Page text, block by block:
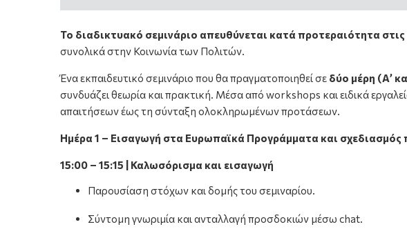
Το διαδικτυακό σεμινάριο απευθύνεται κατά προτεραιότητα
συνολικά στην Κοινωνία των Πολιτών.
Ένα εκπαιδευτικό σεμινάριο που θα πραγματοποιηθεί σε δύο μέρη (Α’
συνδυάζει θεωρία και πρακτική. Μέσα από workshops και ειδικά
απαιτήσεων έως τη σύνταξη ολοκληρωμένων προτάσεων.
Ημέρα 1 – Εισαγωγή στα Ευρωπαϊκά Προγράμματα και σχεδιασμός
15:00 – 15:15 | Καλωσόρισμα και εισαγωγή
Παρουσίαση στόχων και δομής του σεμιναρίου.
Σύντομη γνωριμία και ανταλλαγή προσδοκιών μέσω chat.